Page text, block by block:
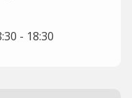
- 18:30